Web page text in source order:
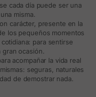
cada día puede ser una
misma.
carácter, presente en la
los pequeños momentos
para sentirse
ocasión.
acompañar la vida real
seguras, naturales
de demostrar nada.